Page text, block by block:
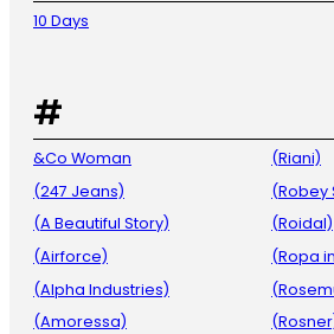
10 Days
#
&Co Woman
(247 Jeans)
(A Beautiful Story)
(Airforce)
(Alpha Industries)
(Amoressa)
(Riani)
(Robey
(Roidal)
(Ropa